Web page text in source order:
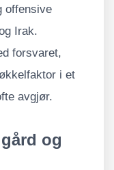
offensive
Irak.
forsvaret,
i et
avgjør.
og